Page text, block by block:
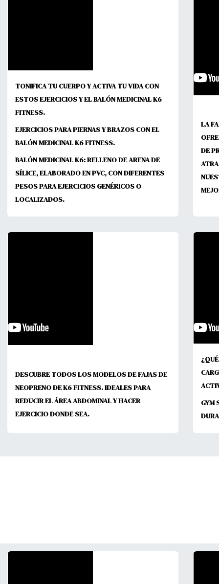
TONIFICA TU CUERPO Y ACTIVA TU VIDA CON
ESTOS EJERCICIOS Y EL BALÓN MEDICINAL K6
FITNESS.
EJERCICIOS PARA PIERNAS Y BRAZOS CON EL
BALÓN MEDICINAL K6 FITNESS.
BALÓN MEDICINAL K6: RELLENO DE ARENA DE
SÍLICE, ELABORADO EN PVC, CON DIFERENTES
PESOS PARA EJERCICIOS GENÉRICOS O
LOCALIZADOS.
LA
DE
DESCUBRE TODOS LOS MODELOS DE FAJAS DE
NEOPRENO DE K6 FITNESS. IDEALES PARA
REDUCIR EL ÁREA ABDOMINAL Y HACER
EJERCICIO DONDE SEA.
GYM